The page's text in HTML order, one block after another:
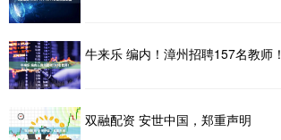
牛来乐 编内！漳州招聘157名教师！
双融配资 安世中国，郑重声明